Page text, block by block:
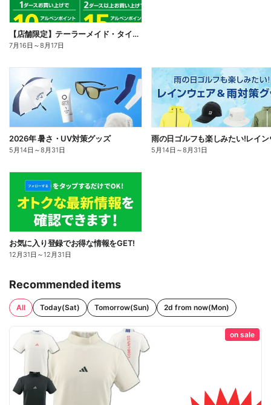
【店舗限定】テーラーメイド・タイトリストの対象ボールをまとめ買いで15%還元 屋号企画
7月16日 ～8月17日
2026年 暑さ・UV対策グッズ
5月14日 ～8月31日 5月14日 ～8月31日
お気に入り登録でお得な情報をGET!
12月31日 ～12月31日
Recommended items
All Today(Sat) Tomorrow(Sun) 2d from now(Mon)
on sale